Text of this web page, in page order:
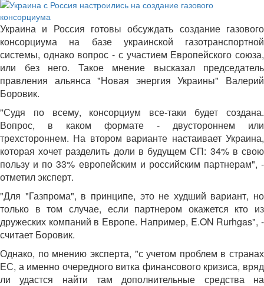
Украина и Россия готовы обсуждать создание газового
консорциума на базе украинской газотранспортной
системы, однако вопрос - с участием Европейского союза,
или без него. Такое мнение высказал председатель
правления альянса "Новая энергия Украины" Валерий
Боровик.
"Судя по всему, консорциум все-таки будет создана.
Вопрос, в каком формате - двустороннем или
трехстороннем. На втором варианте настаивает Украина,
которая хочет разделить доли в будущем СП: 34% в свою
пользу и по 33% европейским и российским партнерам", -
отметил эксперт.
"Для "Газпрома", в принципе, это не худший вариант, но
только в том случае, если партнером окажется кто из
дружеских компаний в Европе. Например, E.ON Rurhgas", -
считает Боровик.
Однако, по мнению эксперта, "с учетом проблем в странах
ЕС, а именно очередного витка финансового кризиса, вряд
ли удастся найти там дополнительные средства на